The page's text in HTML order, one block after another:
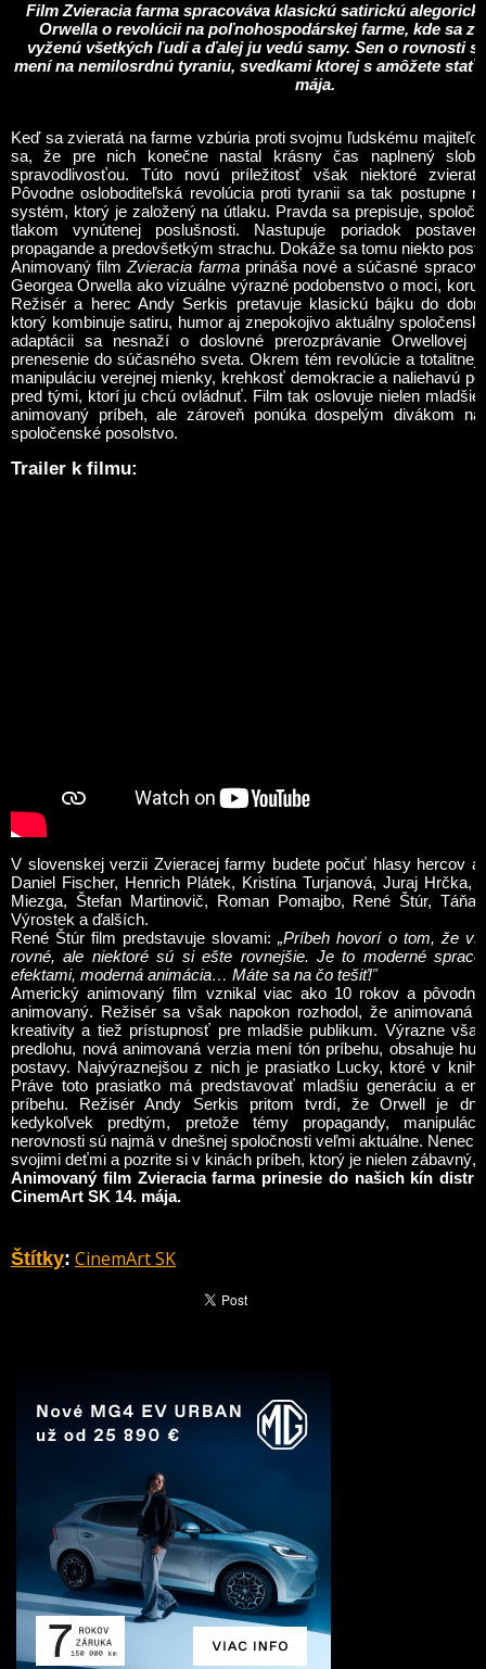
Film Zvieracia farmaspracováva klasickú satirickú
Orwella o revolúcii na poľnohospodárskej farme, kde sa
vyženú všetkých ľudí a ďalej ju vedú samy. Sen o rovnosti
mení na nemilosrdnú tyraniu, svedkami ktorej s amôžete stať
mája.
Keď sa zvieratá na farme vzbúria proti svojmu ľudskému
sa, že pre nich konečne nastal krásny čas naplnený
spravodlivosťou. Túto novú príležitosť však niektoré
Pôvodne osloboditeľská revol úcia proti tyranii sa tak postupne
systém, ktorý je založený na útlaku. Pravda sa prepisuje, spoločn
tlakom vynútenej poslušnosti. Nastupuje poriadok
propagande a predovšetkým strachu. Dokáže sa tomu niekto
Animovanýfilm Zvieracia farmaprináša novéa súčasné
Georgea Orwella ako vizuálne výrazné podobenstvo o moci,
Režisér a herec Andy Serkis pretavuje klasickú bájku do
ktorý kombinuje satiru, humor aj znepokojivo aktuálny
adaptácii sa nesnaží o doslovné prerozprávanie Orwellovej
prenesenie do súčasného sveta. Okrem tém revol úcie a totalitnej
manipuláciu verejnej mienky, krehkosť demokracie a naliehavú
pred tými, ktorí ju chcú ovládnuť. Film tak oslovuje nielen
animovaný príbeh, ale zároveň ponúka dospelým divákom
spoločenské posolstvo.
Trailer k filmu:
V slovenskej verzii Zvieracej farmy budete počuť hlasy hercov
Daniel Fischer, Henrich Plátek, Kristína Turjanová, Juraj Hrčka,
Miezga, Štefan Martinovič, Roman Pomajbo, René Štúr, Táňa
Výrostek a ďalších.
René Štúr film predstavuje slovami:„Príbeh hovorí o tom, že
rovné, ale niektoré sú si ešte rovnejšie. Je to moderné
efektami, moderná animácia… Máte sa na čo tešiť!‟
Americký animovaný film vznikal viac ako 10 rokov a
animovaný. Režisér sa však napokon rozhodol, že animovaná
kreativity a tiež prístupnosť pre mladšie publikum. Výrazne
predlohu, nová animovaná verzia mení tón príbehu, obsahuje
postavy. Najvýraznejšou z nich je prasiatko Lucky, ktoré v
Práve toto prasiatko má predstavovať mladšiu generáciu a
príbehu. Režisér Andy Serkis pritom tvrdí, že Orwell je
kedykoľvek predtým, pretože témy propagandy,
nerovnosti sú najmä v dnešnej spoločnosti veľmi aktuálne.
svojimi deťmi a pozrite si v kinách príbeh, ktorý je nielen zábavný,
Animovaný film Zvieracia farmaprinesie do našich kín
CinemArt SK 14. mája.
Štítky: CinemArt SK